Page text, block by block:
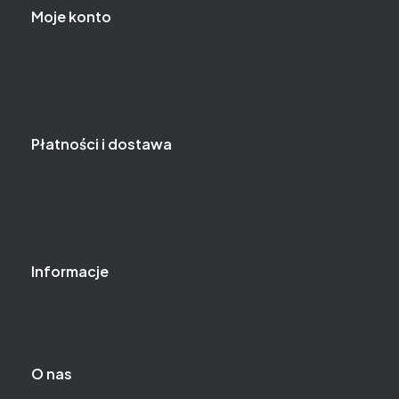
Moje konto
Płatności i dostawa
Informacje
O nas